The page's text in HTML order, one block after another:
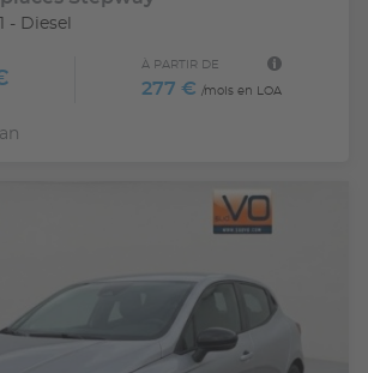
- Diesel
À PARTIR DE
277 € /mois en LOA